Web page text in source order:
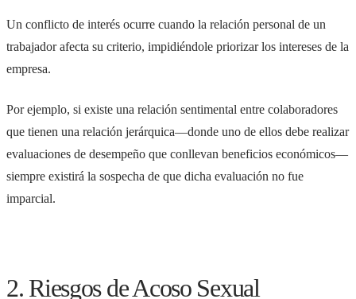
Un conflicto de interés ocurre cuando la relación personal de un
trabajador afecta su criterio, impidiéndole priorizar los intereses de la
empresa.
Por ejemplo, si existe una relación sentimental entre colaboradores
que tienen una relación jerárquica—donde uno de ellos debe realizar
evaluaciones de desempeño que conllevan beneficios económicos—
siempre existirá la sospecha de que dicha evaluación no fue
imparcial.
2. Riesgos de Acoso Sexual